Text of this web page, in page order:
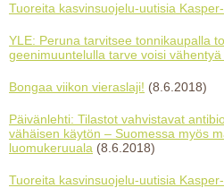
Tuoreita kasvinsuojelu-uutisia
YLE: Peruna tarvitsee tonnikaupalla
geenimuuntelulla tarve voisi
Bongaa viikon vieraslaji! (8.6.2018)
Päivänlehti: Tilastot vahvistavat
vähäisen käytön – Suomessa myös
luomukeruuala (8.6.2018)
Tuoreita kasvinsuojelu-uutisia